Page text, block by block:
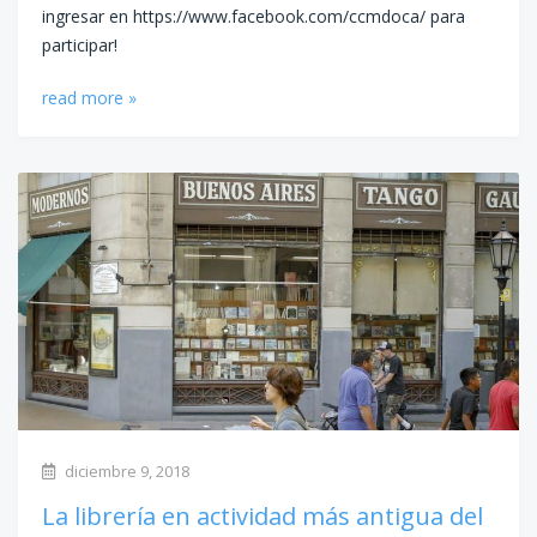
ingresar en https://www.facebook.com/ccmdoca/ para
participar!
read more »
diciembre 9, 2018
La librería en actividad más antigua del